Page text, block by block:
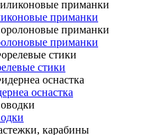
приманки
приманки
стики
оснастка